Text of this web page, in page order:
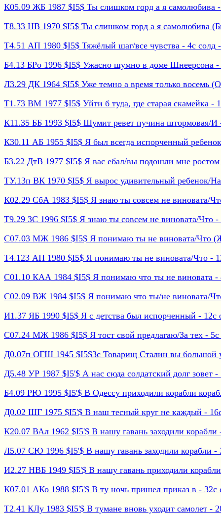
К05.09 ЖБ 1987 $I5$ Ты слишком горд а я самолюбива
Т8.33 НВ 1970 $I5$ Ты слишком горд а я самолюбива
Т4.51 АП 1980 $I5$ Тяжёлый шаг/все чувства - 4с солд
Б4.13 БРо 1996 $I5$ Ужасно шумно в доме Шнеерсона -
Л3.29 ДК 1964 $I5$ Уже темно а время только восемь
Т1.73 ВМ 1977 $I5$ Уйти б туда, где старая скамейка -
К11.35 ББ 1993 $I5$ Шумит ревет пучина штормовая/И
К30.11 АБ 1955 $I5$ Я был всегда испорченный
Б3.22 ДтВ 1977 $I5$ Я вас ебал/вы подошли мне
ТУ.13п ВК 1970 $I5$ Я вырос удивительный ребенок/
К02.29 СбА 1983 $I5$ Я знаю ты совсем не виновата/
Т9.29 ЗС 1996 $I5$ Я знаю ты совсем не виновата/Что -
С07.03 МЖ 1986 $I5$ Я понимаю ты не виновата/Что
Т4.123 АП 1980 $I5$ Я понимаю ты не виновата/Что -
С01.10 КАА 1984 $I5$ Я понимаю что ты не виновата -
С02.09 ВЖ 1984 $I5$ Я понимаю что ты/не виновата/
И1.37 ЯБ 1990 $I5$ Я с детства был испорченный - 12с
С07.24 МЖ 1986 $I5$ Я тост свой предлагаю/За тех - 5с
Д0.07п ОГШ 1945 $I5$3с Товарищ Сталин вы большой
Д5.48 УР 1987 $I5'$ А нас сюда солдатский долг зовет -
Б4.09 РЮ 1995 $I5'$ В Одессу приходили корабли
Д0.02 ШГ 1975 $I5'$ В наш тесный круг не каждый -
К20.07 ВАл 1962 $I5'$ В нашу гавань заходили корабли
Л5.07 СЮ 1996 $I5'$ В нашу гавань заходили корабли -
И2.27 НВБ 1949 $I5'$ В нашу гавань приходили
К07.01 АКо 1988 $I5'$ В ту ночь пришел приказ в - 32с
Т2.41 КЛу 1983 $I5'$ В тумане вновь уходит самолет -